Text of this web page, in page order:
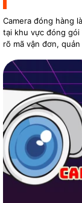
Camera đóng hàng
tại khu vực đóng
rõ mã vận đơn,